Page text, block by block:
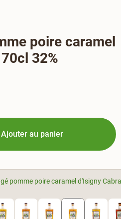
poire caramel
32%
Ajouter au panier
pomme poire caramel d'Isigny